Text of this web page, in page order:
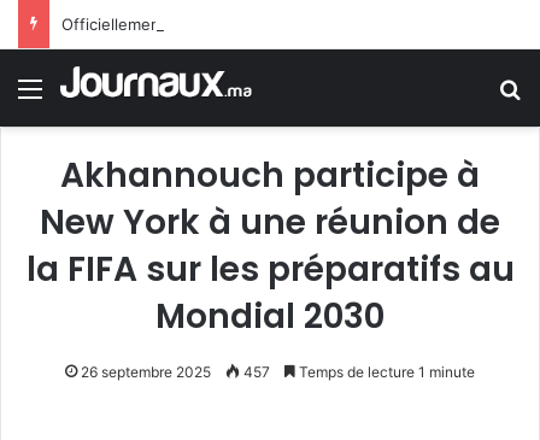
Menu
Akhannouch participe à
New York à une réunion de
la FIFA sur les préparatifs au
Mondial 2030
26 septembre 2025 457 Temps de lecture 1 minute